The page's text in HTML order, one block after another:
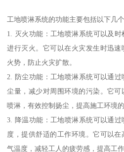
工地喷淋系统的功能主要包括以下几个
1. 灭火功能：工地喷淋系统可以及
进行灭火。它可以在火灾发生时迅
火势，防止火灾扩散。
2. 防尘功能：工地喷淋系统可以通
尘量，减少对周围环境的污染。它
喷淋，有效控制扬尘，提高施工环境
3. 降温功能：工地喷淋系统可以通
度，提供舒适的工作环境。它可以
气温度，减轻工人的疲劳感，提高工作